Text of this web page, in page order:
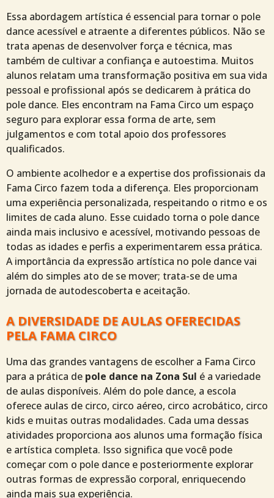
Essa abordagem artística é essencial para tornar o pole
dance acessível e atraente a diferentes públicos. Não se
trata apenas de desenvolver força e técnica, mas
também de cultivar a confiança e autoestima. Muitos
alunos relatam uma transformação positiva em sua vida
pessoal e profissional após se dedicarem à prática do
pole dance. Eles encontram na Fama Circo um espaço
seguro para explorar essa forma de arte, sem
julgamentos e com total apoio dos professores
qualificados.
O ambiente acolhedor e a expertise dos profissionais da
Fama Circo fazem toda a diferença. Eles proporcionam
uma experiência personalizada, respeitando o ritmo e os
limites de cada aluno. Esse cuidado torna o pole dance
ainda mais inclusivo e acessível, motivando pessoas de
todas as idades e perfis a experimentarem essa prática.
A importância da expressão artística no pole dance vai
além do simples ato de se mover; trata-se de uma
jornada de autodescoberta e aceitação.
A DIVERSIDADE DE AULAS OFERECIDAS
PELA FAMA CIRCO
Uma das grandes vantagens de escolher a Fama Circo
para a prática de pole dance na Zona Sul é a variedade
de aulas disponíveis. Além do pole dance, a escola
oferece aulas de circo, circo aéreo, circo acrobático, circo
kids e muitas outras modalidades. Cada uma dessas
atividades proporciona aos alunos uma formação física
e artística completa. Isso significa que você pode
começar com o pole dance e posteriormente explorar
outras formas de expressão corporal, enriquecendo
ainda mais sua experiência.